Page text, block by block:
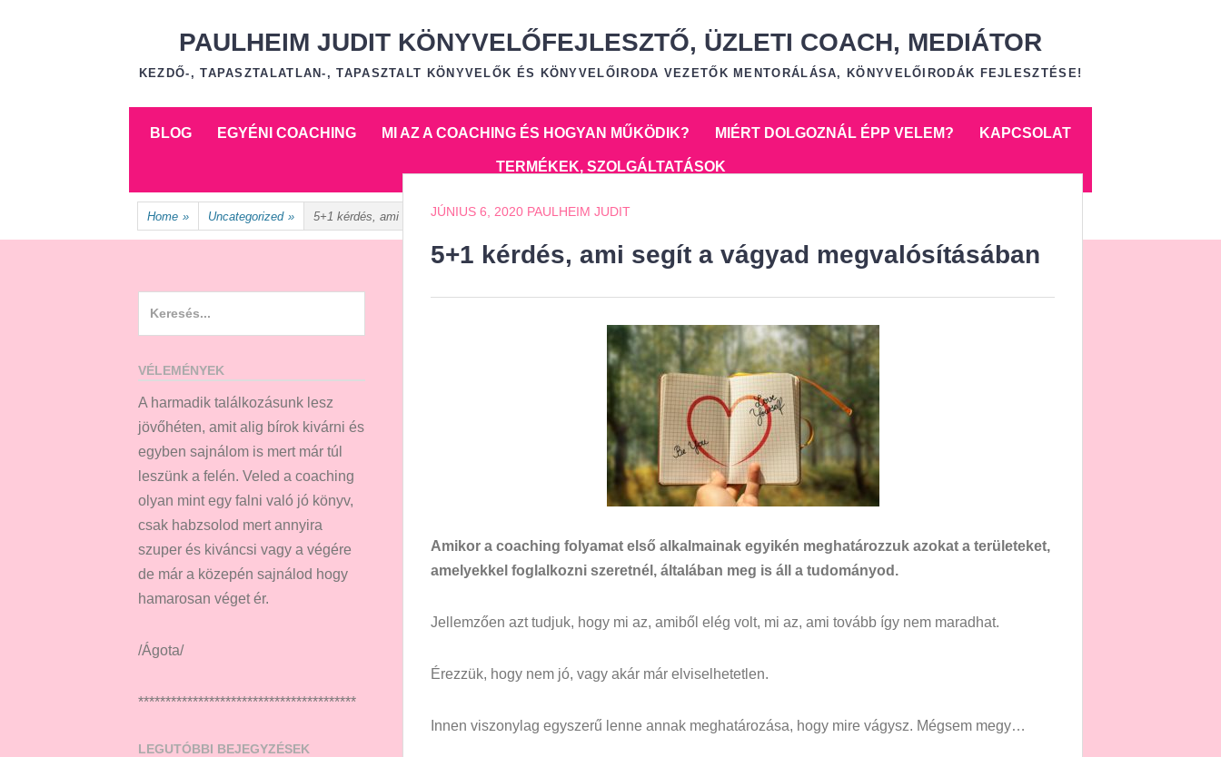
PAULHEIM JUDIT KÖNYVELŐFEJLESZTŐ, ÜZLETI COACH, MEDIÁTOR
KEZDŐ-, TAPASZTALATLAN-, TAPASZTALT KÖNYVELŐK ÉS KÖNYVELŐIRODA VEZETŐK MENTORÁLÁSA, KÖNYVELŐIRODÁK FEJLESZTÉSE!
BLOG EGYÉNI COACHING MI AZ A COACHING ÉS HOGYAN MŰKÖDIK? MIÉRT DOLGOZNÁL ÉPP VELEM? KAPCSOLAT
TERMÉKEK, SZOLGÁLTATÁSOK
Home » Uncategorized » 5+1 kérdés, ami segít a vágyad megvalósításában
JÚNIUS 6, 2020 PAULHEIM JUDIT
5+1 kérdés, ami segít a vágyad megvalósításában
Amikor a coaching folyamat első alkalmainak egyikén meghatározzuk azokat a területeket,
amelyekkel foglalkozni szeretnél, általában meg is áll a tudományod.
Jellemzően azt tudjuk, hogy mi az, amiből elég volt, mi az, ami tovább így nem maradhat.
Érezzük, hogy nem jó, vagy akár már elviselhetetlen.
Innen viszonylag egyszerű lenne annak meghatározása, hogy mire vágysz. Mégsem megy…
VÉLEMÉNYEK
A harmadik találkozásunk lesz
jövőhéten, amit alig bírok kivárni és
egyben sajnálom is mert már túl
leszünk a felén. Veled a coaching
olyan mint egy falni való jó könyv,
csak habzsolod mert annyira
szuper és kiváncsi vagy a végére
de már a közepén sajnálod hogy
hamarosan véget ér.
/Ágota/
****************************************
LEGUTÓBBI BEJEGYZÉSEK